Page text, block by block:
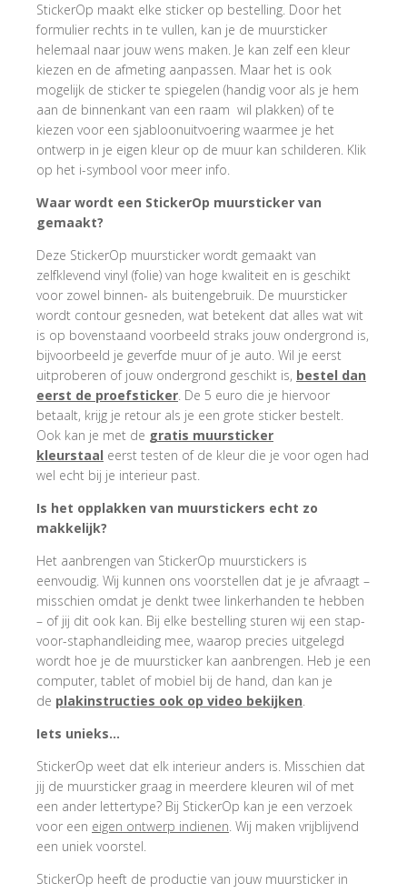
StickerOp maakt elke sticker op bestelling. Door het
formulier rechts in te vullen, kan je de muursticker
helemaal naar jouw wens maken. Je kan zelf een kleur
kiezen en de afmeting aanpassen. Maar het is ook
mogelijk de sticker te spiegelen (handig voor als je hem
aan de binnenkant van een raam wil plakken) of te
kiezen voor een sjabloonuitvoering waarmee je het
ontwerp in je eigen kleur op de muur kan schilderen. Klik
op het i-symbool voor meer info.
Waar wordt een StickerOp muursticker van
gemaakt?
Deze StickerOp muursticker wordt gemaakt van
zelfklevend vinyl (folie) van hoge kwaliteit en is geschikt
voor zowel binnen- als buitengebruik. De muursticker
wordt contour gesneden, wat betekent dat alles wat wit
is op bovenstaand voorbeeld straks jouw ondergrond is,
bijvoorbeeld je geverfde muur of je auto. Wil je eerst
uitproberen of jouw ondergrond geschikt is, bestel dan
eerst de proefsticker. De 5 euro die je hiervoor
betaalt, krijg je retour als je een grote sticker bestelt.
Ook kan je met de gratis muursticker
kleurstaal eerst testen of de kleur die je voor ogen had
wel echt bij je interieur past.
Is het opplakken van muurstickers echt zo
makkelijk?
Het aanbrengen van StickerOp muurstickers is
eenvoudig. Wij kunnen ons voorstellen dat je je afvraagt –
misschien omdat je denkt twee linkerhanden te hebben
– of jij dit ook kan. Bij elke bestelling sturen wij een stap-
voor-staphandleiding mee, waarop precies uitgelegd
wordt hoe je de muursticker kan aanbrengen. Heb je een
computer, tablet of mobiel bij de hand, dan kan je
de plakinstructies ook op video bekijken.
Iets unieks…
StickerOp weet dat elk interieur anders is. Misschien dat
jij de muursticker graag in meerdere kleuren wil of met
een ander lettertype? Bij StickerOp kan je een verzoek
voor een eigen ontwerp indienen. Wij maken vrijblijvend
een uniek voorstel.
StickerOp heeft de productie van jouw muursticker in